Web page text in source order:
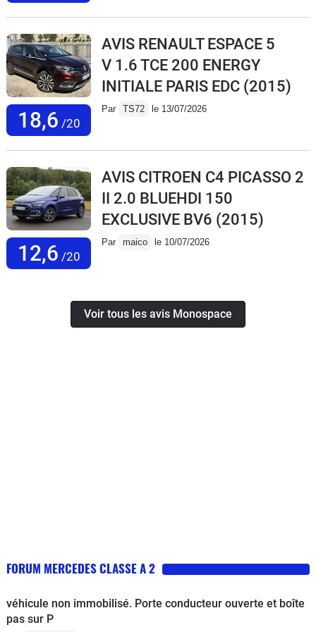
18,6 /20
AVIS RENAULT ESPACE 5
V 1.6 TCE 200 ENERGY
INITIALE PARIS EDC (2015)
Par TS72 le 13/07/2026
12,6 /20
AVIS CITROEN C4 PICASSO 2
II 2.0 BLUEHDI 150
EXCLUSIVE BV6 (2015)
Par maico le 10/07/2026
Voir tous les avis Monospace
FORUM MERCEDES CLASSE A 2
véhicule non immobilisé. Porte conducteur ouverte et boîte
pas sur P